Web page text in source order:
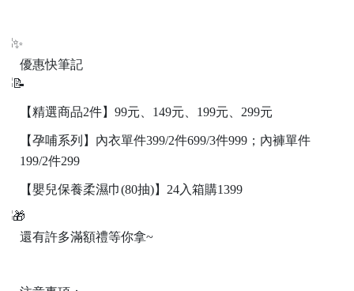
優惠快筆記
【精選商品2件】99元、149元、199元、299元
【孕哺系列】內衣單件399/2件699/3件999；內褲單件
199/2件299
【嬰兒保養柔濕巾(80抽)】24入箱購1399
還有許多滿額禮等你拿~